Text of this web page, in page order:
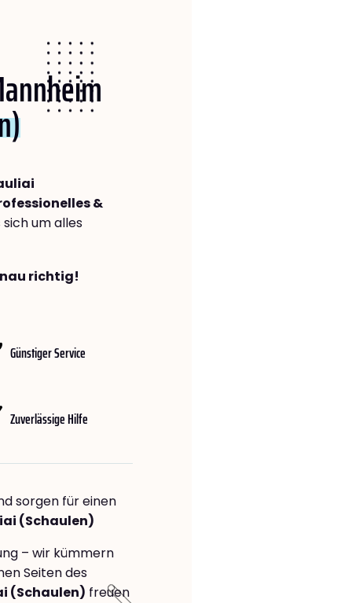
&
sich um alles
richtig!
Günstiger Service
Zuverlässige Hilfe
sorgen für einen
(Schaulen)
– wir kümmern
Seiten des
(Schaulen) freuen